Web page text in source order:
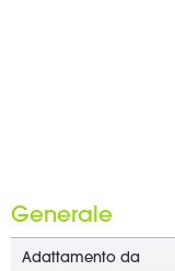
Generale
Adattamento da